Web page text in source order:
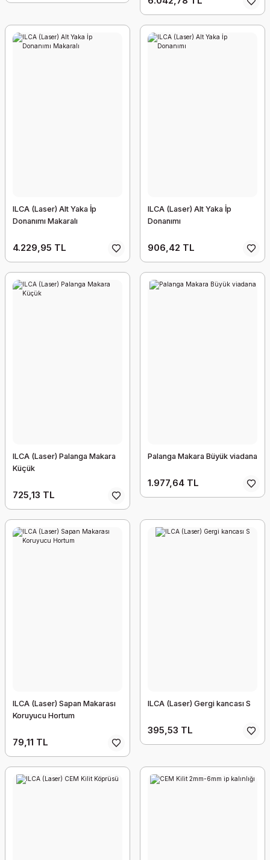
ILCA (Laser) Alt Yaka İp
Donanımı Makaralı
4.229,95 TL
ILCA (Laser) Alt Yaka İp
Donanımı
906,42 TL
ILCA (Laser) Palanga Makara
Küçük
725,13 TL
Palanga Makara Büyük viadana
1.977,64 TL
ILCA (Laser) Sapan Makarası
Koruyucu Hortum
79,11 TL
ILCA (Laser) Gergi kancası S
395,53 TL